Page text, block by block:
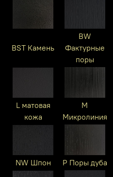
BST Камень
BW
Фактурные
поры
L матовая
кожа
M
Микролиния
NW Шпон P Поры дуба